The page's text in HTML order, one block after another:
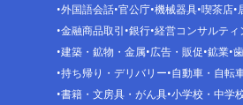
外国語会話 官公庁 機械器具 喫茶店
金融商品取引 銀行 経営コンサルティ
建築・鉱物・金属 広告・販促 鉱業
持ち帰り・デリバリー 自動車・自転
書籍・文房具・がん具 小学校・中学